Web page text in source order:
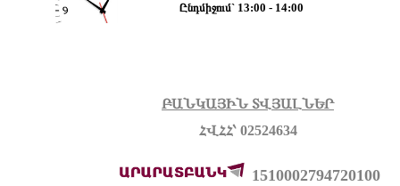
Ընդմիջում` 13:00 - 14:00
ԲԱՆԿԱՅԻՆ ՏՎՅԱԼՆԵՐ
ՀՎՀՀ՝ 02524634
1510002794720100